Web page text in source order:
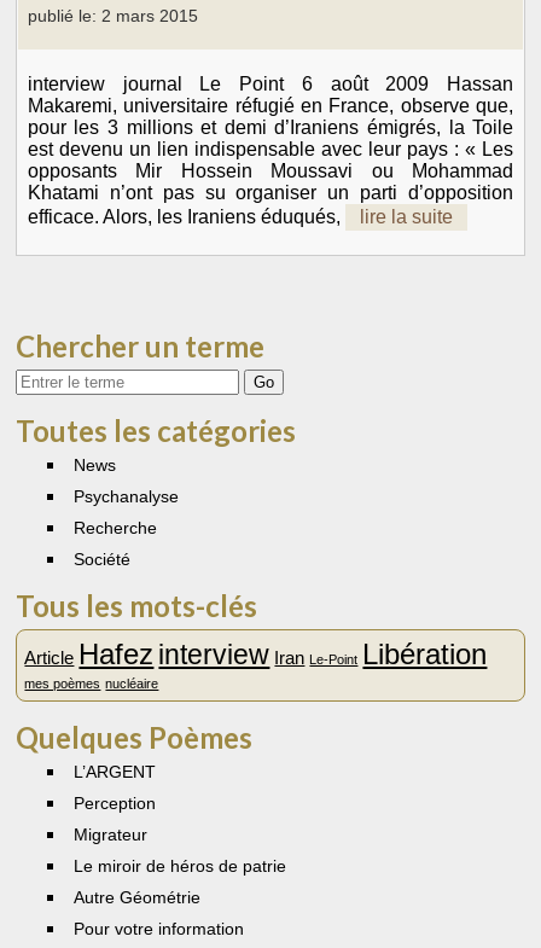
publié le: 2 mars 2015
interview journal Le Point 6 août 2009 Hassan
Makaremi, universitaire réfugié en France, observe que,
pour les 3 millions et demi d’Iraniens émigrés, la Toile
est devenu un lien indispensable avec leur pays : « Les
opposants Mir Hossein Moussavi ou Mohammad
Khatami n’ont pas su organiser un parti d’opposition
efficace. Alors, les Iraniens éduqués,
lire la suite
Chercher un terme
Votre
recherche
Toutes les catégories
News
Psychanalyse
Recherche
Société
Tous les mots-clés
Article Hafez interview Iran Le-Point Libération
mes poèmes nucléaire
Quelques Poèmes
L’ARGENT
Perception
Migrateur
Le miroir de héros de patrie
Autre Géométrie
Pour votre information